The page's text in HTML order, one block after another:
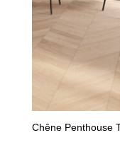
Chêne Penthouse